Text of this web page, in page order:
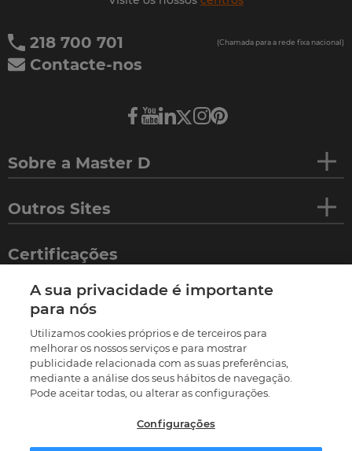
218 700 701 (Chamada para a rede fixa nacional)
Contacte-nos
Sobre a Master D
Outros Sites
Certificações
©2026 Termos e condições Política de privacidade
A sua privacidade é importante
para nós
Utilizamos cookies próprios e de terceiros para
melhorar os nossos serviços e para mostrar
publicidade relacionada com as suas preferências,
mediante a análise dos seus hábitos de navegação.
Pode aceitar todas, ou alterar as configurações.
Configurações